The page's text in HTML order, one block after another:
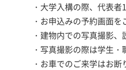
・大学入構の際、代表
・お申込みの予約画面を
・建物内での写真撮影、
・写真撮影の際は学生
・お車でのご来学はお断